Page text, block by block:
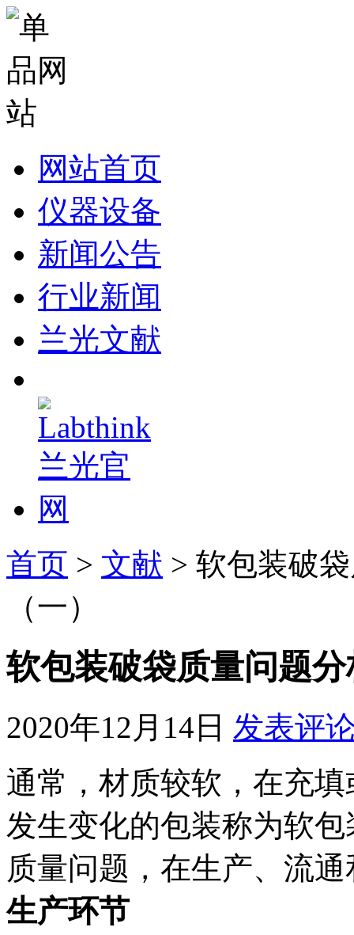
网站首页
仪器设备
新闻公告
行业新闻
兰光文献
首页 > 文献 > 软包装破
（一）
软包装破袋质量问题
2020年12月14日 发表评
通常，材质较软，在充
发生变化的包装称为软
质量问题，在生产、流
生产环节